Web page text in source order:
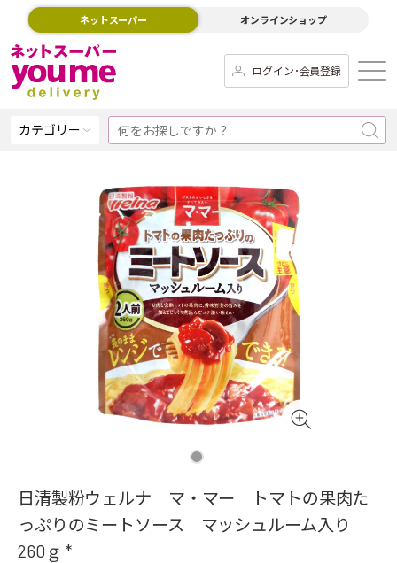
ネットスーパー オンラインショップ
ログイン･会員登録
カテゴリー
日清製粉ウェルナ マ・マー トマトの果肉た
っぷりのミートソース マッシュルーム入り
260ｇ *